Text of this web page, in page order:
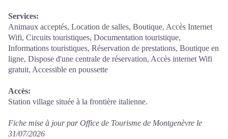
Services:
Animaux acceptés, Location de salles, Boutique, Accès Internet
Wifi, Circuits touristiques, Documentation touristique,
Informations touristiques, Réservation de prestations, Boutique en
ligne, Dispose d'une centrale de réservation, Accès internet Wifi
gratuit, Accessible en poussette
Accès:
Station village située à la frontière italienne.
Fiche mise à jour par Office de Tourisme de Montgenèvre le
31/07/2026